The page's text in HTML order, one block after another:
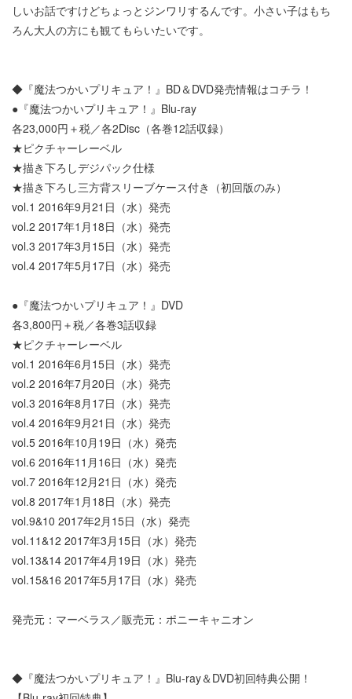
しいお話ですけどちょっとジンワリするんです。小さい子はもち
ろん大人の方にも観てもらいたいです。
◆『魔法つかいプリキュア！』BD＆DVD発売情報はコチラ！
●『魔法つかいプリキュア！』Blu-ray
各23,000円＋税／各2Disc（各巻12話収録）
★ピクチャーレーベル
★描き下ろしデジパック仕様
★描き下ろし三方背スリーブケース付き（初回版のみ）
vol.1 2016年9月21日（水）発売
vol.2 2017年1月18日（水）発売
vol.3 2017年3月15日（水）発売
vol.4 2017年5月17日（水）発売
●『魔法つかいプリキュア！』DVD
各3,800円＋税／各巻3話収録
★ピクチャーレーベル
vol.1 2016年6月15日（水）発売
vol.2 2016年7月20日（水）発売
vol.3 2016年8月17日（水）発売
vol.4 2016年9月21日（水）発売
vol.5 2016年10月19日（水）発売
vol.6 2016年11月16日（水）発売
vol.7 2016年12月21日（水）発売
vol.8 2017年1月18日（水）発売
vol.9&10 2017年2月15日（水）発売
vol.11&12 2017年3月15日（水）発売
vol.13&14 2017年4月19日（水）発売
vol.15&16 2017年5月17日（水）発売
発売元：マーベラス／販売元：ポニーキャニオン
◆『魔法つかいプリキュア！』Blu-ray＆DVD初回特典公開！